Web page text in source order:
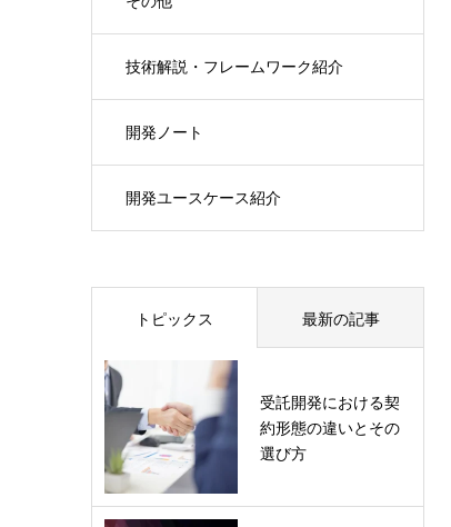
技術解説・フレームワーク紹介
開発ノート
開発ユースケース紹介
トピックス 最新の記事
受託開発における契
約形態の違いとその
選び方